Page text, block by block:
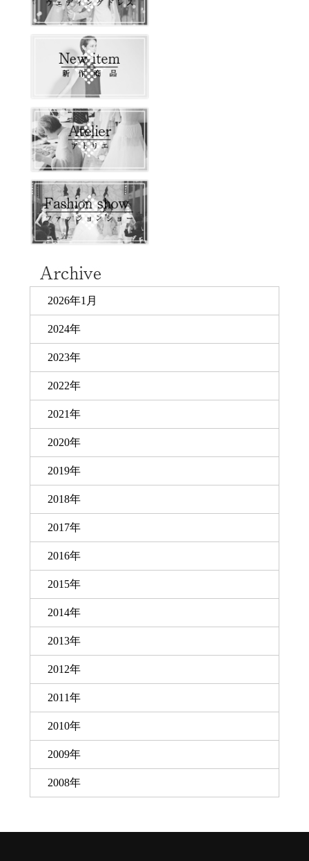
2026年1月
2024年
2023年
2022年
2021年
2020年
2019年
2018年
2017年
2016年
2015年
2014年
2013年
2012年
2011年
2010年
2009年
2008年